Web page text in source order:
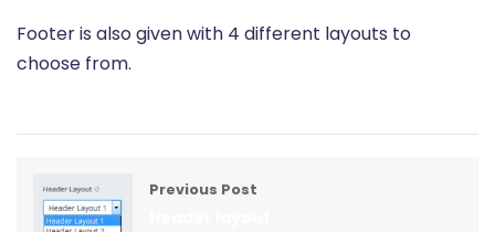
Footer is also given with 4 different layouts to
choose from.
Previous Post